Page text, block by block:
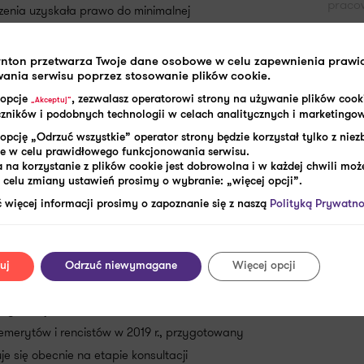
uzyskała prawo do minimalnej
proporcjonalnie, zgodnie z
Funduszu Ubezpieczeń Społecznych (Dz.U.
to, że jeśli ktoś pobiera na przykład 70%
10%, to dostanie też 10% z
dokładnie tyle, ile przewiduje projekt
którym mowa w ustawie o dodatkach
państwa w wychowywaniu dzieci).
i rencistów w 2019 r., przygotowany
się obecnie na etapie konsultacji
Grant
płac
przetwarza Twoje dane osobowe w celu zapewnienia
serwisu poprzez stosowanie plików cookie.
„Akceptuj”, zezwalasz operatorowi strony na używanie plików
i podobnych technologii w celach analitycznych i
„Odrzuć wszystkie” operator strony będzie korzystał tylko z
w celu prawidłowego funkcjonowania serwisu.
na korzystanie z plików cookie jest dobrowolna i w każdej chwili
zmiany ustawień prosimy o wybranie: „więcej opcji”.
więcej informacji prosimy o zapoznanie się z naszą Polityką
Odrzuć niewymagane Więcej opcji